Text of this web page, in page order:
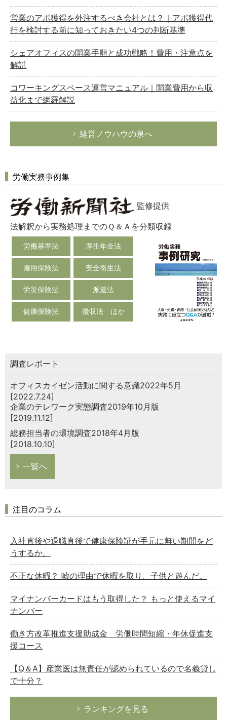
営業のアポ獲得を外注するべき会社とは？｜アポ獲得代
行を検討する前に知っておきたい4つの判断基準
シェアオフィスの開業手順と成功戦略！費用・注意点を
解説
コワーキングスペース運営マニュアル｜開業費用から収
益化まで網羅解説
経営ノウハウの泉へ
労働実務事例集
監修提供
法解釈から実務処理までのＱ＆Ａを分類収録
労働基準法 厚生年金法
雇用保険法 安全衛生法
労災保険法 派遣法
健康保険法 徴収法 ほか
調査レポート
オフィスカイゼン活動に関する意識2022年5月
[2022.7.24]
企業のテレワーク実態調査2019年10月版
[2019.11.12]
総務担当者の環境調査2018年4月版
[2018.10.10]
一覧へ
注目のコラム
入社直後や退職直後で健康保険証が手元に無い期間をど
うするか。
不正な休暇？ 嘘の理由で休暇を取り、子供と遊んだ。
マイナンバーカードはもう取得した？ もっと使えるマイ
ナンバー
働き方改革推進支援助成金 労働時間短縮・年休促進支
援コース
【Q＆A】産業医は無責任が認められているので名義貸し
で十分？
ランキングを見る